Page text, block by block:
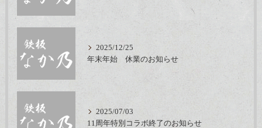
2025/12/25
年末年始 休業のお知らせ
2025/07/03
11周年特別コラボ終了のお知らせ